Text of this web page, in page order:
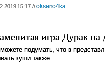
15:17 // oksano4ka
игра Дурак
подумать, что в
куши также.